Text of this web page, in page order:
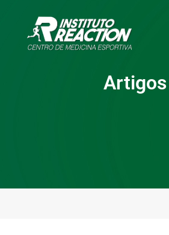
Artigos